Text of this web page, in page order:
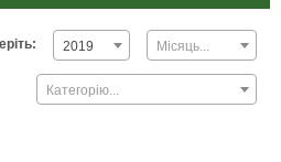
2019 Місяць...
Категорію...